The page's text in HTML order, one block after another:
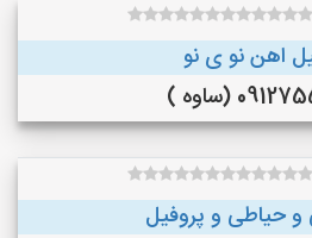
اهن نو ی نو
(ساوه )
و حیاطی و پروفیل